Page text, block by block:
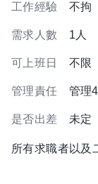
工作經驗 不拘
需求人數 1人
可上班日 不限
管理責任 管理
是否出差 未定
所有求職者以及